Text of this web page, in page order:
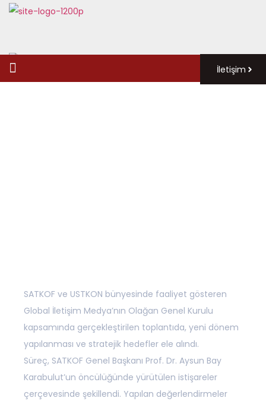
İletişim
SATKOF ve USTKON bünyesinde faaliyet gösteren
Global İletişim Medya’nın Olağan Genel Kurulu
kapsamında gerçekleştirilen toplantıda, yeni dönem
yapılanması ve stratejik hedefler ele alındı.
Süreç, SATKOF Genel Başkanı Prof. Dr. Aysun Bay
Karabulut’un öncülüğünde yürütülen istişareler
çerçevesinde şekillendi. Yapılan değerlendirmeler